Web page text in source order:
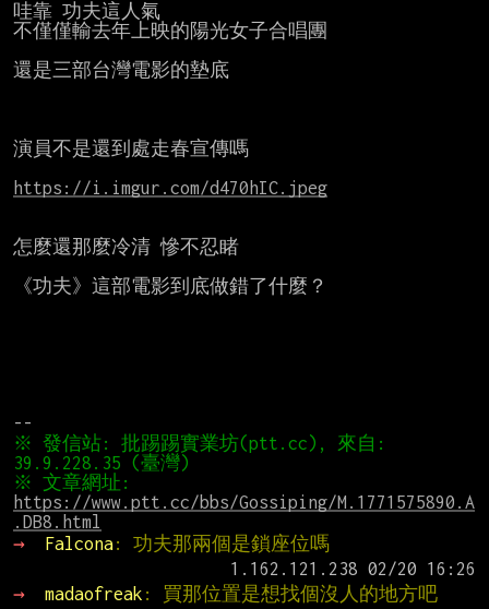
哇靠 功夫這人氣
不僅僅輸去年上映的陽光女子合唱團
還是三部台灣電影的墊底
演員不是還到處走春宣傳嗎
https://i.imgur.com/d470hIC.jpeg
怎麼還那麼冷清 慘不忍睹
《功夫》這部電影到底做錯了什麼？
※ 發信站: 批踢踢實業坊(ptt.cc), 來自:
https://www.ptt.cc/bbs/Gossiping/M.1771575890.A
.DB8.html
→
Falcona: 功夫那兩個是鎖座位嗎
→
madaofreak : 買那位置是想找個沒人的地方吧